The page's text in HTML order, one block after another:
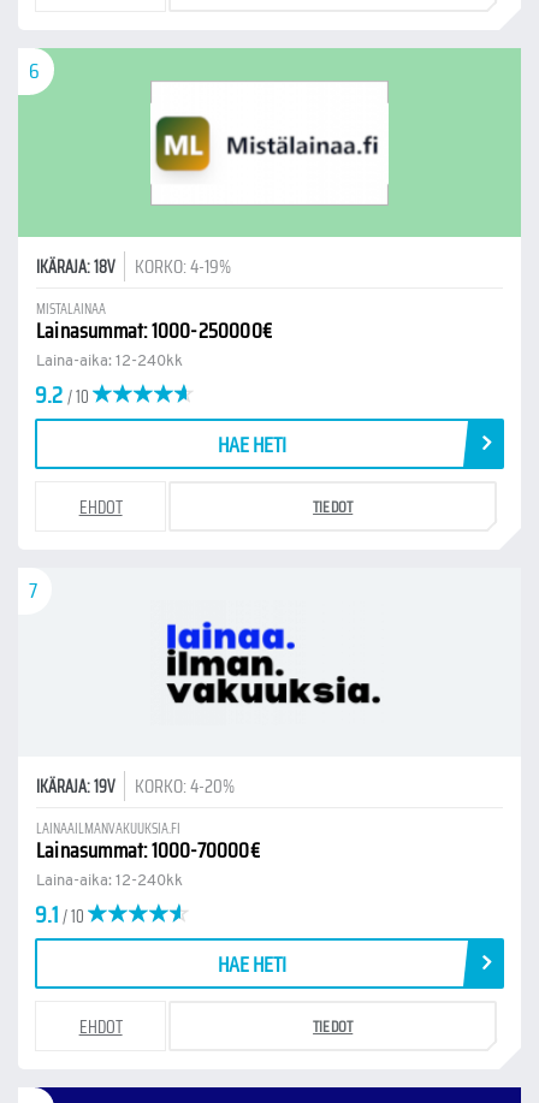
6
IKÄRAJA: 18V KORKO: 4-19%
MISTALAINAA
Lainasummat: 1000-250000€
Laina-aika: 12-240kk
9.2/ 10
HAE HETI
EHDOT TIEDOT
7
IKÄRAJA: 19V KORKO: 4-20%
LAINAAILMANVAKUUKSIA.FI
Lainasummat: 1000-70000€
Laina-aika: 12-240kk
9.1/ 10
HAE HETI
EHDOT TIEDOT